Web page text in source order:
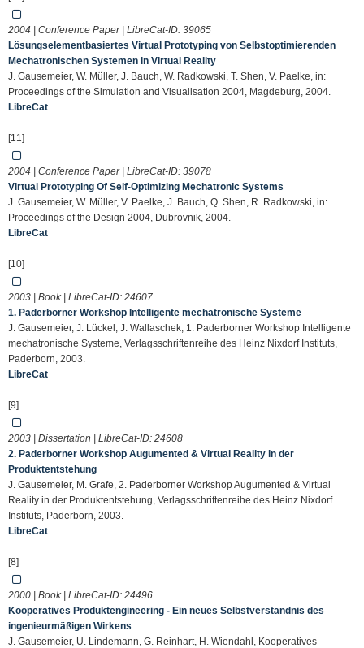
2004 | Conference Paper | LibreCat-ID: 39065
Lösungselementbasiertes Virtual Prototyping von Selbstoptimierenden
Mechatronischen Systemen in Virtual Reality
J. Gausemeier, W. Müller, J. Bauch, W. Radkowski, T. Shen, V. Paelke, in:
Proceedings of the Simulation and Visualisation 2004, Magdeburg, 2004.
LibreCat
[11]
2004 | Conference Paper | LibreCat-ID: 39078
Virtual Prototyping Of Self-Optimizing Mechatronic Systems
J. Gausemeier, W. Müller, V. Paelke, J. Bauch, Q. Shen, R. Radkowski, in:
Proceedings of the Design 2004, Dubrovnik, 2004.
LibreCat
[10]
2003 | Book | LibreCat-ID: 24607
1. Paderborner Workshop Intelligente mechatronische Systeme
J. Gausemeier, J. Lückel, J. Wallaschek, 1. Paderborner Workshop Intelligente
mechatronische Systeme, Verlagsschriftenreihe des Heinz Nixdorf Instituts,
Paderborn, 2003.
LibreCat
[9]
2003 | Dissertation | LibreCat-ID: 24608
2. Paderborner Workshop Augumented & Virtual Reality in der
Produktentstehung
J. Gausemeier, M. Grafe, 2. Paderborner Workshop Augumented & Virtual
Reality in der Produktentstehung, Verlagsschriftenreihe des Heinz Nixdorf
Instituts, Paderborn, 2003.
LibreCat
[8]
2000 | Book | LibreCat-ID: 24496
Kooperatives Produktengineering - Ein neues Selbstverständnis des
ingenieurmäßigen Wirkens
J. Gausemeier, U. Lindemann, G. Reinhart, H. Wiendahl, Kooperatives